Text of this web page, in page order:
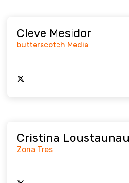
Cleve Mesidor
butterscotch Media
Cristina Loustaunau
Zona Tres